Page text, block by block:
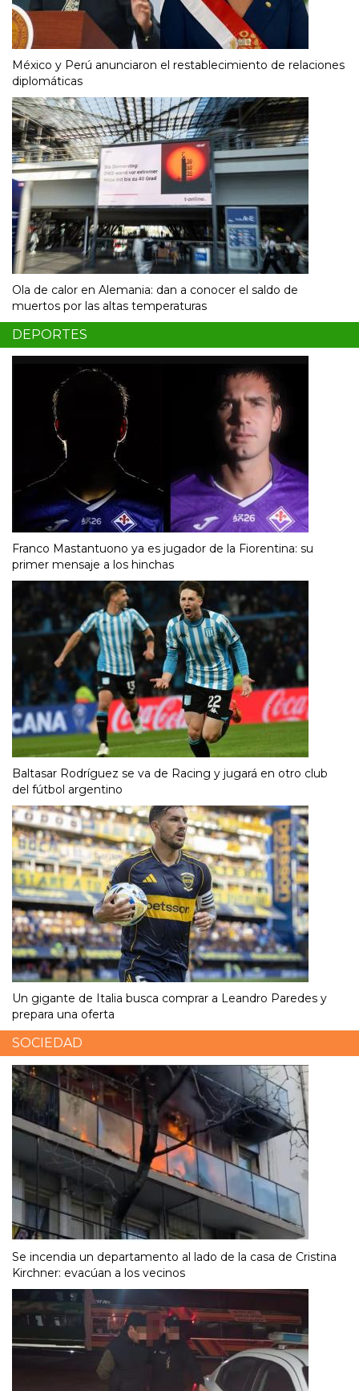
México y Perú anunciaron el restablecimiento de relaciones
diplomáticas
Ola de calor en Alemania: dan a conocer el saldo de
muertos por las altas temperaturas
DEPORTES
Franco Mastantuono ya es jugador de la Fiorentina: su
primer mensaje a los hinchas
Baltasar Rodríguez se va de Racing y jugará en otro club
del fútbol argentino
Un gigante de Italia busca comprar a Leandro Paredes y
prepara una oferta
SOCIEDAD
Se incendia un departamento al lado de la casa de Cristina
Kirchner: evacúan a los vecinos